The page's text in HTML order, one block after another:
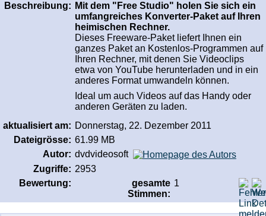
Beschreibung: Mit dem "Free Studio" holen Sie sich ein
umfangreiches Konverter-Paket auf Ihren
heimischen Rechner.
Dieses Freeware-Paket liefert Ihnen ein
ganzes Paket an Kostenlos-Programmen auf
Ihren Rechner, mit denen Sie Videoclips
etwa von YouTube herunterladen und in ein
anderes Format umwandeln können.
Ideal um auch Videos auf das Handy oder
anderen Geräten zu laden.
aktualisiert am: Donnerstag, 22. Dezember 2011
Dateigrösse: 61.99 MB
Autor: dvdvideosoft
Zugriffe: 2953
Bewertung:
gesamte
Stimmen:
1